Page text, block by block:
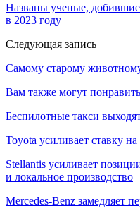
Названы ученые,
в 2023 году
Следующая запись
Самому старому
Вам также могут
Беспилотные такси
Toyota усиливает ставку
Stellantis усиливает
и локальное производство
Mercedes-Benz замедляет